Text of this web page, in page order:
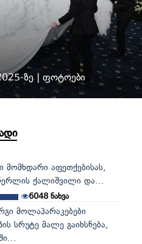
ზე | ფოტოები
მომხდარი აფეთქებისას,
ქალიშვილი და...
6048 ნახვა
მოლაპარაკებები
სრუტე მალე გაიხსნება,